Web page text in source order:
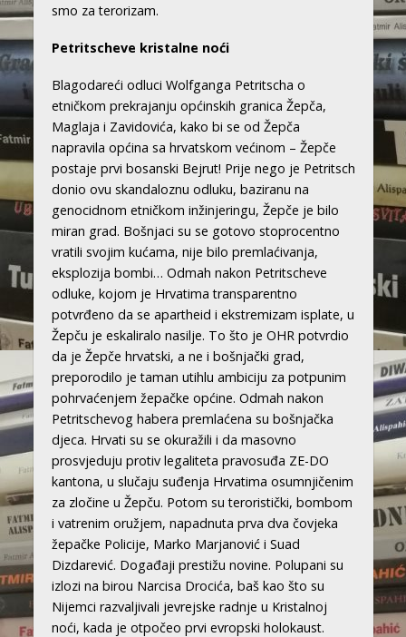
smo za terorizam.
Petritscheve kristalne noći
Blagodareći odluci Wolfganga Petritscha o
etničkom prekrajanju općinskih granica Žepča,
Maglaja i Zavidovića, kako bi se od Žepča
napravila općina sa hrvatskom većinom – Žepče
postaje prvi bosanski Bejrut! Prije nego je Petritsch
donio ovu skandaloznu odluku, baziranu na
genocidnom etničkom inžinjeringu, Žepče je bilo
miran grad. Bošnjaci su se gotovo stoprocentno
vratili svojim kućama, nije bilo premlaćivanja,
eksplozija bombi… Odmah nakon Petritscheve
odluke, kojom je Hrvatima transparentno
potvrđeno da se apartheid i ekstremizam isplate, u
Žepču je eskaliralo nasilje. To što je OHR potvrdio
da je Žepče hrvatski, a ne i bošnjački grad,
preporodilo je taman utihlu ambiciju za potpunim
pohrvaćenjem žepačke općine. Odmah nakon
Petritschevog habera premlaćena su bošnjačka
djeca. Hrvati su se okuražili i da masovno
prosvjeduju protiv legaliteta pravosuđa ZE-DO
kantona, u slučaju suđenja Hrvatima osumnjičenim
za zločine u Žepču. Potom su teroristički, bombom
i vatrenim oružjem, napadnuta prva dva čovjeka
žepačke Policije, Marko Marjanović i Suad
Dizdarević. Događaji prestižu novine. Polupani su
izlozi na birou Narcisa Drocića, baš kao što su
Nijemci razvaljivali jevrejske radnje u Kristalnoj
noći, kada je otpočeo prvi evropski holokaust.